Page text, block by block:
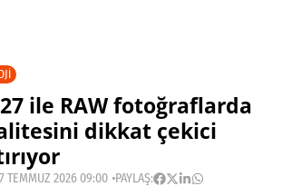
ile RAW fotoğraflarda
dikkat çekici
7 TEMMUZ 2026 09:00 PAYLAŞ: